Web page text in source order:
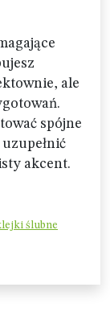
ale
spójne
akcent.
ślubne